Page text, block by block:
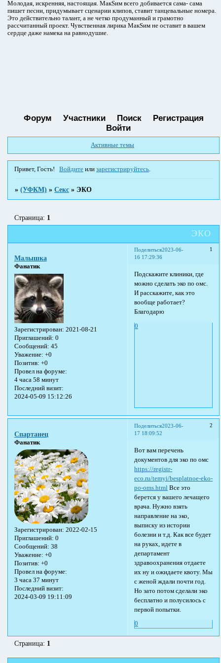
Молодая, искренняя, настоящая. МакSим всего добивается сама- сама
пишет песни, придумывает сценарии клипов, ставит танцевальные номера.
Это действительно талант, а не четко продуманный и грамотно
рассчитанный проект. Чувственная лирика МакSим не оставит в вашем
сердце даже намека на равнодушие.
Форум Участники Поиск
Регистрация
Войти
Активные темы
Привет, Гость! Войдите илизарегистрируйтесь
»(УФКМ) »Секс » ЭКО
ЭКО
Страница: 1
Поделиться 1
2023-06-
16 17:29:36
Малышка
Фанатик
Зарегистрирован: 2021-08-21
Приглашений: 0
Сообщений: 45
Уважение: +0
Позитив: +0
Провел на форуме:
4 часа 58 минут
Последний визит:
2024-05-09 15:12:26
Подскажите клиники, где
можно сделать эко по омс.
И расскажите, как это
вообще работает?
Благодарю
0
Поделиться 2
2023-06-
17 18:09:52
Спартанец
Фанатик
Зарегистрирован: 2022-02-15
Приглашений: 0
Сообщений: 38
Уважение: +0
Позитив: +0
Провел на форуме:
3 часа 37 минут
Последний визит:
2024-03-09 19:11:09
Вот вам перечень
документов для эко по омс
https://registr-
eco.ru/temyi/besplatnoe-eko-
po-oms.html Все это
берется у вашего лечащего
врача. Нужно взять
направление на эко,
выписку из истории
болезни и т.д. Как все будет
на руках, идете в
департамент
здравоохранения отдаете
их ну и ожидаете квоту. Мы
с женой ждали почти год.
Но зато потом сделали эко
бесплатно и полусилось с
первой попытки.
0
Страница: 1